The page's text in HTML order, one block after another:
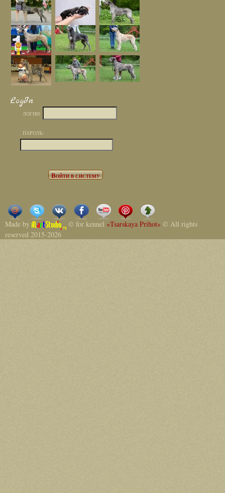
LogIn
ЛОГИН:
ПАРОЛЬ:
Made by © for kennel «Tsarskaya Prihot» © All rights
reserved 2015-2026